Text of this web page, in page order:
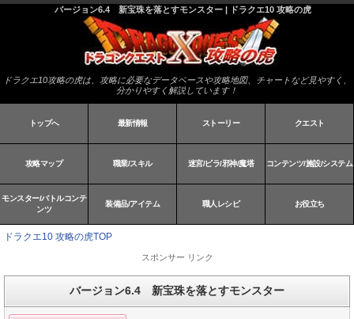
バージョン6.4 新宝珠を落とすモンスター | ドラクエ10 攻略の虎
ドラクエ10攻略の虎は、攻略に必要なデータベースや攻略地図、チャートなど見やすく、
分かりやすく解説しています！
トップへ 最新情報 ストーリー クエスト
攻略マップ 職業/スキル 迷宮/ピラ/邪神/魔塔 コンテンツ/施設/システム
モンスター/バトルコンテ
ンツ
装備品/アイテム 職人レシピ お役立ち
ドラクエ10 攻略の虎TOP
スポンサー リンク
バージョン6.4 新宝珠を落とすモンスター